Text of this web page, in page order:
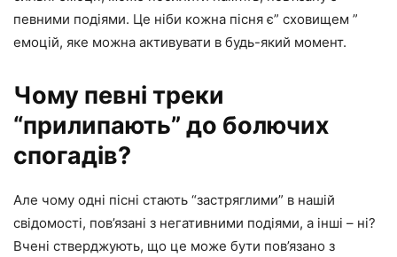
певними подіями. Це ніби кожна пісня є” сховищем ”
емоцій, яке можна активувати в будь-який момент.
Чому певні треки
“прилипають” до болючих
спогадів?
Але чому одні пісні стають “застряглими” в нашій
свідомості, пов’язані з негативними подіями, а інші – ні?
Вчені стверджують, що це може бути пов’язано з